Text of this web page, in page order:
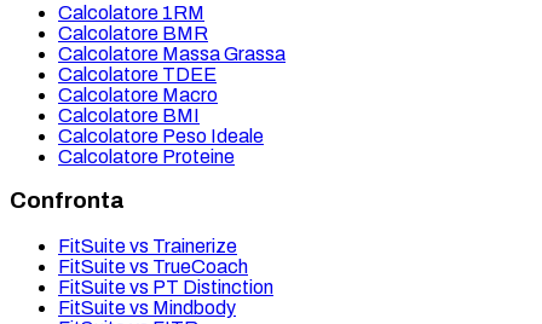
Calcolatore 1RM
Calcolatore BMR
Calcolatore Massa Grassa
Calcolatore TDEE
Calcolatore Macro
Calcolatore BMI
Calcolatore Peso Ideale
Calcolatore Proteine
Confronta
FitSuite vs Trainerize
FitSuite vs TrueCoach
FitSuite vs PT Distinction
FitSuite vs Mindbody